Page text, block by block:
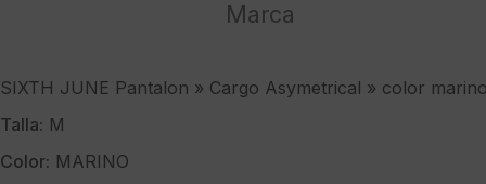
Marca
SIXTH JUNE Pantalon » Cargo Asymetrical » color
Talla: M
Color: MARINO